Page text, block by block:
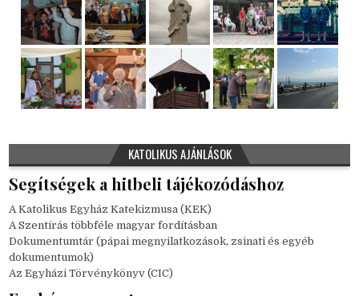
KATOLIKUS AJÁNLÁSOK
Segítségek a hitbeli tájékozódáshoz
A Katolikus Egyház Katekizmusa (KEK)
A Szentírás többféle magyar fordításban
Dokumentumtár (pápai megnyilatkozások, zsinati és egyéb
dokumentumok)
Az Egyházi Törvénykönyv (CIC)